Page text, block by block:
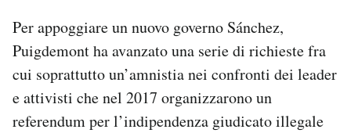
Per appoggiare un nuovo governo Sánchez,
Puigdemont ha avanzato una serie di richieste fra
cui soprattutto un’amnistia nei confronti dei leader
e attivisti che nel 2017 organizzaronoun
referendum per l’indipendenza giudicato illegale